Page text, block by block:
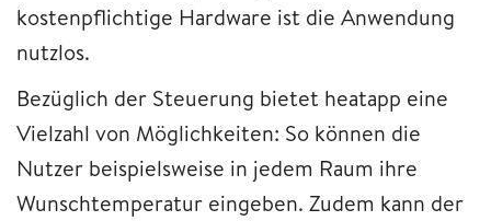
kostenpflichtige Hardware ist die Anwendung
nutzlos.
Bezüglich der Steuerung bietet heatapp eine
Vielzahl von Möglichkeiten: So können die
Nutzer beispielsweise in jedem Raum ihre
Wunschtemperatur eingeben. Zudem kann der